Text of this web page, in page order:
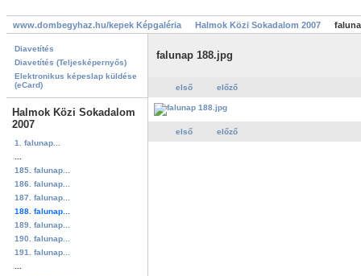
www.dombegyhaz.hu/kepek Képgaléria Halmok Közi Sokadalom 2007
Diavetítés
Diavetítés (Teljesképernyős)
Elektronikus képeslap küldése
(eCard)
Halmok Közi Sokadalom
2007
1. falunap...
185. falunap...
186. falunap...
187. falunap...
188. falunap...
189. falunap...
190. falunap...
191. falunap...
falunap 188.jpg
első előző
első előző